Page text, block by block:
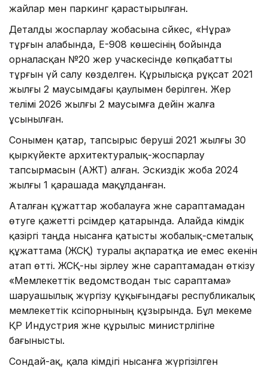
жайлар мен паркинг қарастырылған.
Деталды жоспарлау жобасына сәйкес, «Нұра»
тұрғын алабында, Е-908 көшесінің бойында
орналасқан №20 жер учаскесінде көпқабатты
тұрғын үй салу көзделген. Құрылысқа рұқсат 2021
жылғы 2 маусымдағы қаулымен берілген. Жер
телімі 2026 жылғы 2 маусымға дейін жалға
ұсынылған.
Сонымен қатар, тапсырыс беруші 2021 жылғы 30
қыркүйекте архитектуралық-жоспарлау
тапсырмасын (АЖТ) алған. Эскиздік жоба 2024
жылғы 1 қарашада мақұлданған.
Аталған құжаттар жобалауға және сараптамадан
өтуге қажетті рәсімдер қатарында. Алайда әкімдік
қазіргі таңда нысанға қатысты жобалық-сметалық
құжаттама (ЖСҚ) туралы ақпаратқа ие емес екенін
атап өтті. ЖСҚ-ны әзірлеу және сараптамадан өткізу
«Мемлекеттік ведомстводан тыс сараптама»
шаруашылық жүргізу құқығындағы республикалық
мемлекеттік кәсіпорнының құзырында. Бұл мекеме
ҚР Индустрия және құрылыс министрлігіне
бағынысты.
Сондай-ақ, қала әкімдігі нысанға жүргізілген